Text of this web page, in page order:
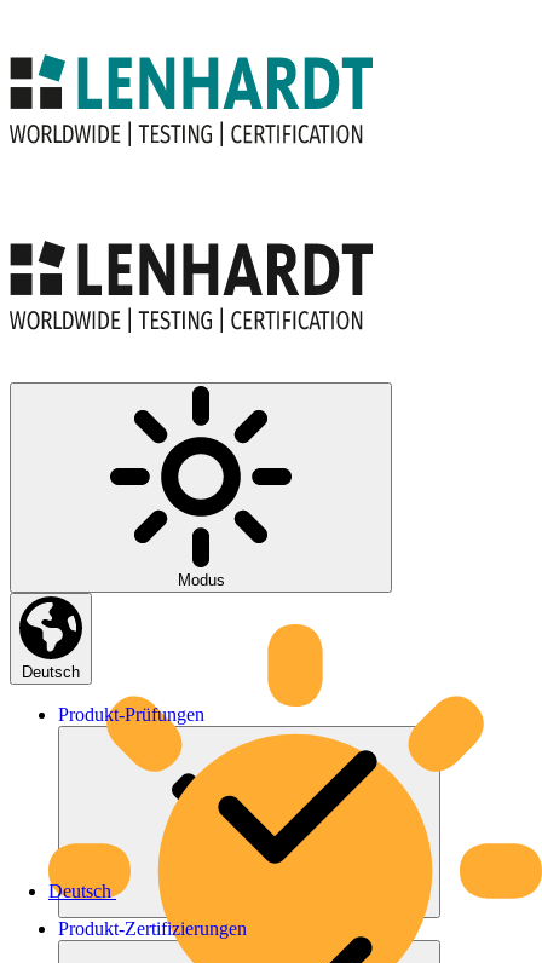
Modus
Deutsch
Deutsch
Produkt-Prüfungen
Produkt-Zertifizierungen